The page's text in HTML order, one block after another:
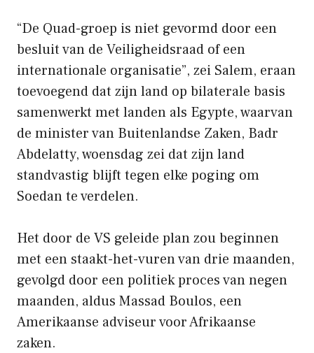
“De Quad-groep is niet gevormd door een
besluit van de Veiligheidsraad of een
internationale organisatie”, zei Salem, eraan
toevoegend dat zijn land op bilaterale basis
samenwerkt met landen als Egypte, waarvan
de minister van Buitenlandse Zaken, Badr
Abdelatty, woensdag zei dat zijn land
standvastig blijft tegen elke poging om
Soedan te verdelen.
Het door de VS geleide plan zou beginnen
met een staakt-het-vuren van drie maanden,
gevolgd door een politiek proces van negen
maanden, aldus Massad Boulos, een
Amerikaanse adviseur voor Afrikaanse
zaken.